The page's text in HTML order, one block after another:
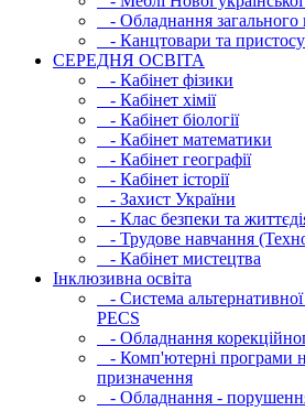
- Обладнання загального
- Канцтовари та
СЕРЕДНЯ ОСВIТА
- Кабінет фізики
- Кабінет хімії
- Кабінет біології
- Кабінет математики
- Кабінет географії
- Кабінет історії
- Захист України
- Клас безпеки та
- Трудове навчання
- Кабінет мистецтва
Інклюзивна освіта
- Система альтернативної
PECS
- Обладнання
- Комп'ютерні програми
призначення
- Обладнання -